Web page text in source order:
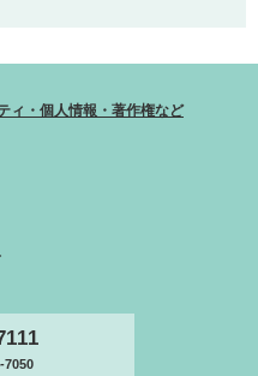
ィ・個人情報・著作権など
7050